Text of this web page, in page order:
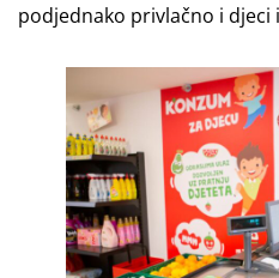
podjednako privlačno i djeci